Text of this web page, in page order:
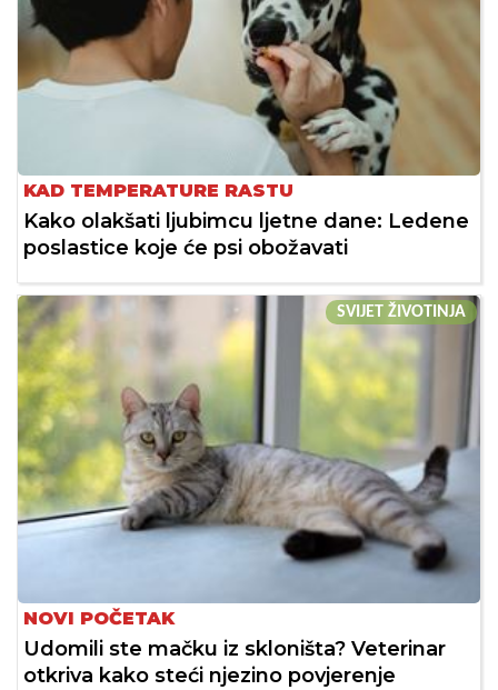
KAD TEMPERATURE RASTU
Kako olakšati ljubimcu ljetne dane: Ledene
poslastice koje će psi obožavati
SVIJET ŽIVOTINJA
NOVI POČETAK
Udomili ste mačku iz skloništa? Veterinar
otkriva kako steći njezino povjerenje